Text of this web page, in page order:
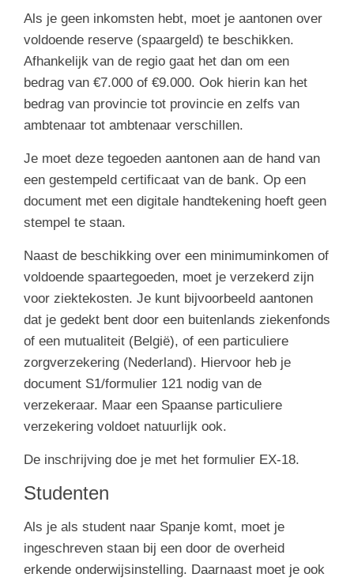
Als je geen inkomsten hebt, moet je aantonen over
voldoende reserve (spaargeld) te beschikken.
Afhankelijk van de regio gaat het dan om een
bedrag van €7.000 of €9.000. Ook hierin kan het
bedrag van provincie tot provincie en zelfs van
ambtenaar tot ambtenaar verschillen.
Je moet deze tegoeden aantonen aan de hand van
een gestempeld certificaat van de bank. Op een
document met een digitale handtekening hoeft geen
stempel te staan.
Naast de beschikking over een minimuminkomen of
voldoende spaartegoeden, moet je verzekerd zijn
voor ziektekosten. Je kunt bijvoorbeeld aantonen
dat je gedekt bent door een buitenlands ziekenfonds
of een mutualiteit (België), of een particuliere
zorgverzekering (Nederland). Hiervoor heb je
document S1/formulier 121 nodig van de
verzekeraar. Maar een Spaanse particuliere
verzekering voldoet natuurlijk ook.
De inschrijving doe je met het formulier EX-18.
Studenten
Als je als student naar Spanje komt, moet je
ingeschreven staan bij een door de overheid
erkende onderwijsinstelling. Daarnaast moet je ook